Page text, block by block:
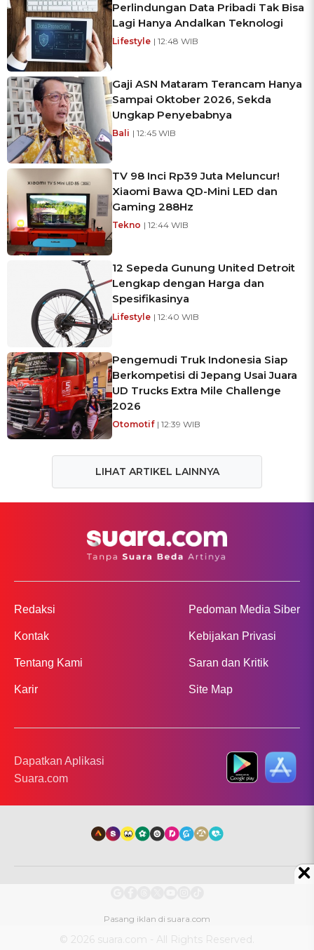
Perlindungan Data Pribadi Tak Bisa
Lagi Hanya Andalkan Teknologi
Lifestyle | 12:48 WIB
Gaji ASN Mataram Terancam Hanya
Sampai Oktober 2026, Sekda
Ungkap Penyebabnya
Bali | 12:45 WIB
TV 98 Inci Rp39 Juta Meluncur!
Xiaomi Bawa QD-Mini LED dan
Gaming 288Hz
Tekno | 12:44 WIB
12 Sepeda Gunung United Detroit
Lengkap dengan Harga dan
Spesifikasinya
Lifestyle | 12:40 WIB
Pengemudi Truk Indonesia Siap
Berkompetisi di Jepang Usai Juara
UD Trucks Extra Mile Challenge
2026
Otomotif | 12:39 WIB
LIHAT ARTIKEL LAINNYA
Redaksi
Kontak
Tentang Kami
Karir
Pedoman Media Siber
Kebijakan Privasi
Saran dan Kritik
Site Map
Dapatkan Aplikasi
Suara.com
© 2026 suara.com - All Rights Reserved.